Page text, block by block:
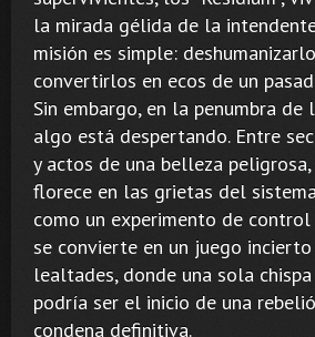
la mirada gélida de la
misión es simple:
convertirlos en ecos de un
Sin embargo, en la penumbra de
algo está despertando. Entre
y actos de una belleza
florece en las grietas del
como un experimento de
se convierte en un juego
lealtades, donde una sola
podría ser el inicio de una
condena definitiva.